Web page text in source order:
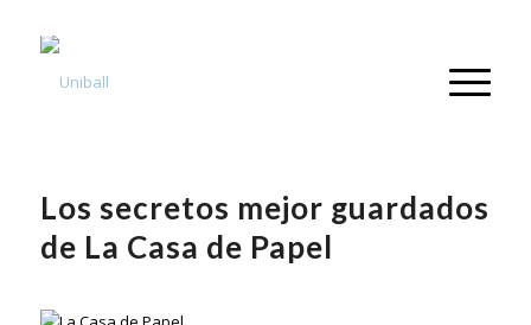
Los secretos mejor guardados
de La Casa de Papel